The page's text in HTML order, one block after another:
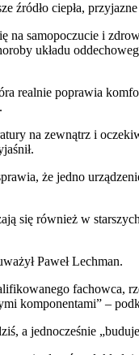
źródło ciepła,
samopoczucie i
układu
realnie poprawia
na zewnątrz i
że jedno
się również w
Paweł Lechman.
fachowca,
komponentami” –
a jednocześnie